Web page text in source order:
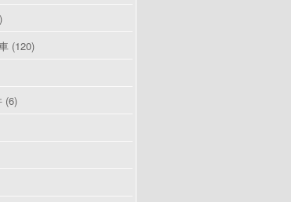
(120)
(6)